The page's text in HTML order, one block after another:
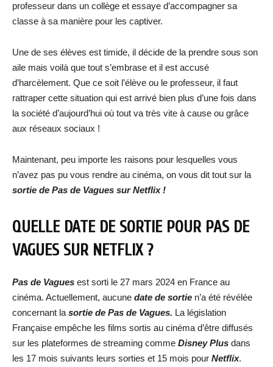
professeur dans un collège et essaye d’accompagner sa
classe à sa manière pour les captiver.
Une de ses élèves est timide, il décide de la prendre sous son
aile mais voilà que tout s’embrase et il est accusé
d’harcèlement. Que ce soit l’élève ou le professeur, il faut
rattraper cette situation qui est arrivé bien plus d’une fois dans
la société d’aujourd’hui où tout va très vite à cause ou grâce
aux réseaux sociaux !
Maintenant, peu importe les raisons pour lesquelles vous
n’avez pas pu vous rendre au cinéma, on vous dit tout sur la
sortie de Pas de Vagues sur Netflix !
QUELLE DATE DE SORTIE POUR PAS DE
VAGUESSUR NETFLIX ?
Pas de Vagues est sorti le 27 mars 2024 en France au
cinéma. Actuellement, aucune date de sortie n’a été révélée
concernant la sortie de Pas de Vagues. La législation
Française empêche les films sortis au cinéma d’être diffusés
sur les plateformes de streaming comme Disney Plus dans
les 17 mois suivants leurs sorties et 15 mois pour Netflix.